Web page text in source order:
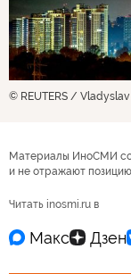
© REUTERS /
Материалы ИноСМИ
и не отражают
Читать inosmi.ru в